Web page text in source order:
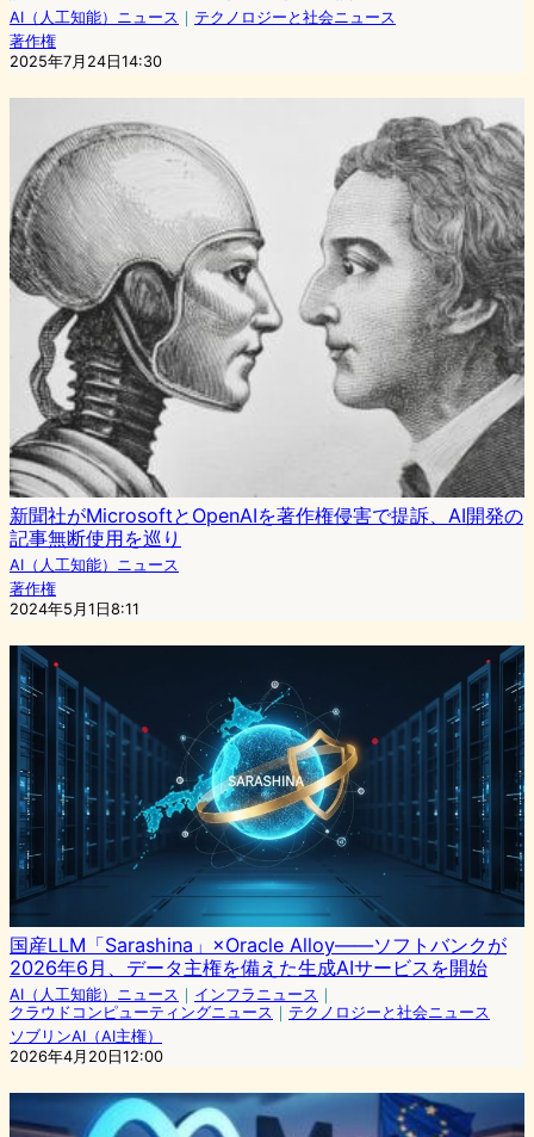
AI（人工知能）ニュース ｜ テクノロジーと社会ニュース
著作権
2025年7月24日14:30
新聞社がMicrosoftとOpenAIを著作権侵害で提訴、AI開発の
記事無断使用を巡り
AI（人工知能）ニュース
著作権
2024年5月1日8:11
国産LLM「Sarashina」×Oracle Alloy——ソフトバンクが
2026年6月、データ主権を備えた生成AIサービスを開始
AI（人工知能）ニュース ｜ インフラニュース ｜
クラウドコンピューティングニュース ｜ テクノロジーと社会ニュース
ソブリンAI（AI主権）
2026年4月20日12:00